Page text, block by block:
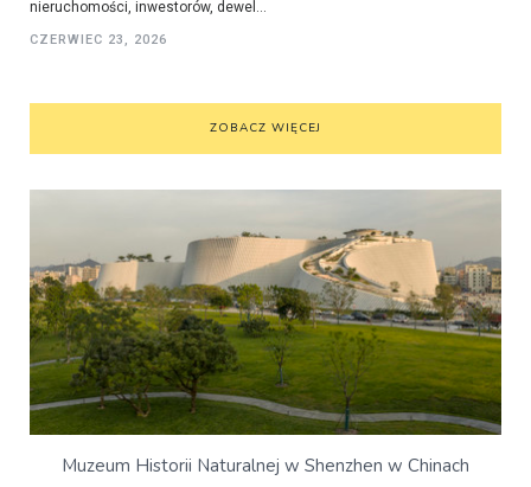
nieruchomości, inwestorów, dewel...
CZERWIEC 23, 2026
ZOBACZ WIĘCEJ
Muzeum Historii Naturalnej w Shenzhen w Chinach